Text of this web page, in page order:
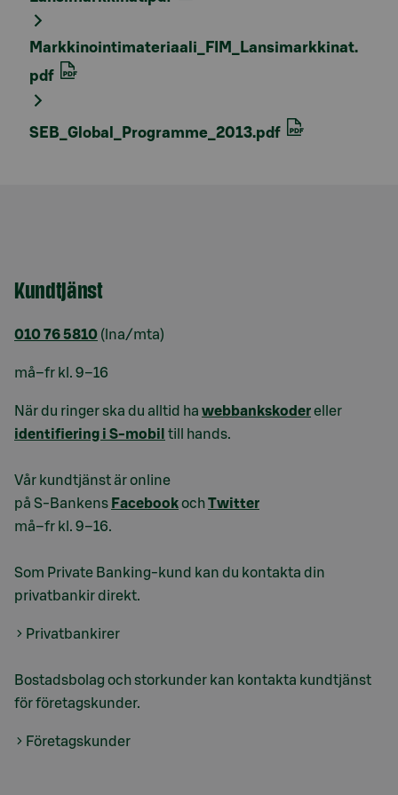
Markkinointimateriaali_FIM_Lansimarkkinat.
pdf
SEB_Global_Programme_2013.pdf
Kundtjänst
010 76 5810 (lna/mta)
må–fr kl. 9–16
När du ringer ska du alltid ha webbankskodereller
identifiering i S-mobil till hands.
Vår kundtjänst är online
på S-Bankens FacebookochTwitter
må–fr kl. 9–16.
Som Private Banking-kund kan du kontakta din
privatbankir direkt.
Privatbankirer
Bostadsbolag och storkunder kan kontakta kundtjänst
för företagskunder.
Företagskunder